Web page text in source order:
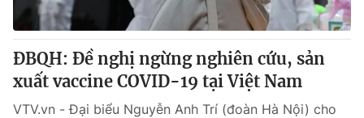
ĐBQH: Đề nghị ngừng nghiên cứu, sản
xuất vaccine COVID-19 tại Việt Nam
VTV.vn - Đại biểu Nguyễn Anh Trí (đoàn Hà Nội) cho